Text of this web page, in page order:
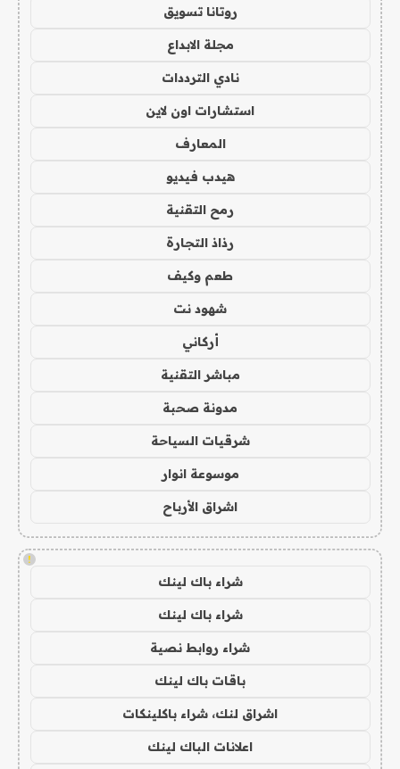
روتانا تسويق
مجلة الابداع
نادي الترددات
استشارات اون لاين
المعارف
هيدب فيديو
رمح التقنية
رذاذ التجارة
طعم وكيف
شهود نت
أركاني
مباشر التقنية
مدونة صحبة
شرقيات السياحة
موسوعة انوار
اشراق الأرباح
!
شراء باك لينك
شراء باك لينك
شراء روابط نصية
باقات باك لينك
اشراق لنك، شراء باكلينكات
اعلانات الباك لينك